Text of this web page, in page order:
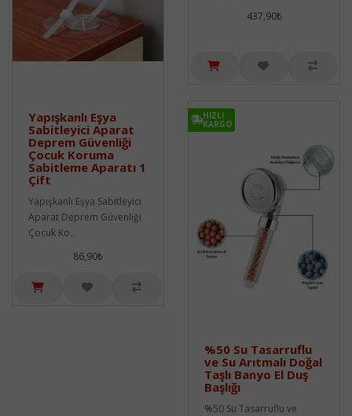
Yapışkanlı Eşya
Sabitleyici Aparat
Deprem Güvenliği
Çocuk Koruma
Sabitleme Aparatı 1
Çift
Yapışkanlı Eşya Sabitleyici
Aparat Deprem Güvenliği
Çocuk Ko..
86,90₺
437,90₺
HIZLI
KARGO
%50 Su Tasarruflu
ve Su Arıtmalı Doğal
Taşlı Banyo El Duş
Başlığı
%50 Su Tasarruflu ve